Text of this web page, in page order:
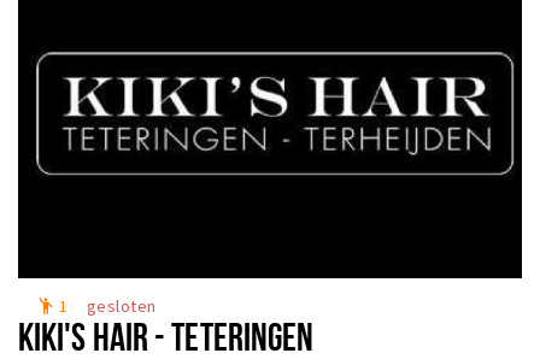
emoji_people 1 gesloten
KIKI'S HAIR - TETERINGEN